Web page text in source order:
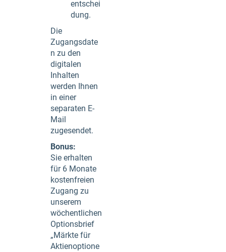
entschei
dung.
Die
Zugangsdate
n zu den
digitalen
Inhalten
werden Ihnen
in einer
separaten E-
Mail
zugesendet.
Bonus:
Sie erhalten
für 6 Monate
kostenfreien
Zugang zu
unserem
wöchentlichen
Optionsbrief
„Märkte für
Aktienoptione